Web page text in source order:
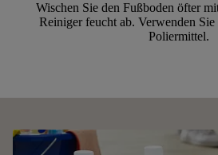
Wischen Sie den Fußboden öfter
Reiniger feucht ab. Verwenden
Poliermittel.